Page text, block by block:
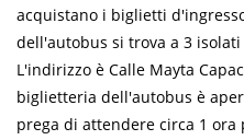
acquistano i biglietti
dell'autobus si trova a 3
L'indirizzo è Calle Mayta
biglietteria dell'autobus è
prega di attendere circa 1